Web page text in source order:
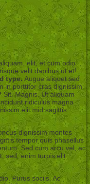
elit, et cum odio
velit dapibus ut et!
type. Augue aliquet sed
in porttitor cras dignissim
Magnis. Ut aliquam
ridiculus magna
elit mid sagittis
dignissim montes
tempor quis phasellus
Sed cum arcu vel, ac
sed, enim turpis elit
Purus sociis. Ac